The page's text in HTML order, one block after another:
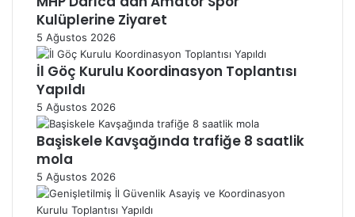
Kulüplerine Ziyaret
5 Ağustos 2026
İl Göç Kurulu Koordinasyon Toplantısı
Yapıldı
5 Ağustos 2026
Başiskele Kavşağında trafiğe 8 saatlik
mola
5 Ağustos 2026